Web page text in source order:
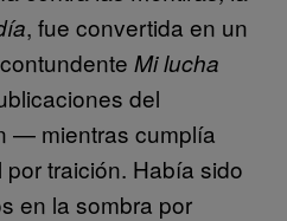
, fue convertida en un
Mi lucha
del
— mientras cumplía
traición. Había sido
en la sombra por